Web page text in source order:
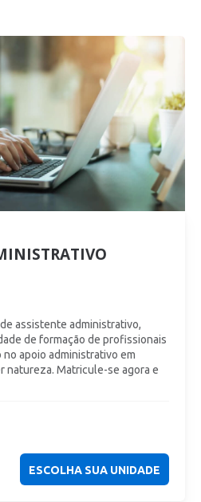
assistente administrativo,
de formação de profissionais
apoio administrativo em
natureza. Matricule-se agora e
ESCOLHA SUA UNIDADE